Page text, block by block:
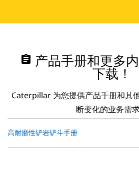
assignment 产品手册和更多
下载！
Caterpillar 为您提供产品手册和其
断变化的业务需求
高耐磨性铲岩铲斗手册